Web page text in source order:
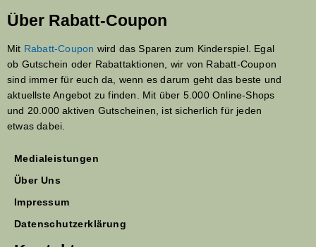
Über Rabatt-Coupon
Mit Rabatt-Coupon wird das Sparen zum Kinderspiel. Egal
ob Gutschein oder Rabattaktionen, wir von Rabatt-Coupon
sind immer für euch da, wenn es darum geht das beste und
aktuellste Angebot zu finden. Mit über 5.000 Online-Shops
und 20.000 aktiven Gutscheinen, ist sicherlich für jeden
etwas dabei.
Medialeistungen
Über Uns
Impressum
Datenschutzerklärung